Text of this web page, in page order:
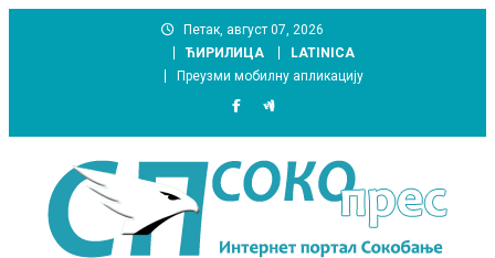
Петак, август 07, 2026
ЋИРИЛИЦА
LATINICA
Преузми мобилну апликацију